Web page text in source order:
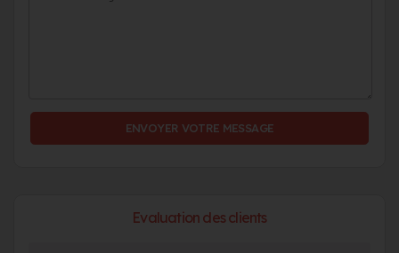
Evaluation des clients